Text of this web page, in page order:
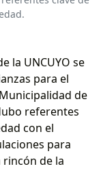
la UNCUYO se
para el
de
referentes
con el
para
rincón de la